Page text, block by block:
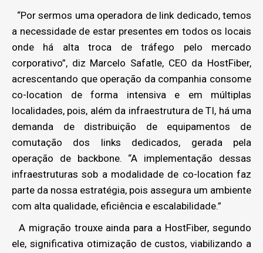
“Por sermos uma operadora de link dedicado, temos
a necessidade de estar presentes em todos os locais
onde há alta troca de tráfego pelo mercado
corporativo”, diz Marcelo Safatle, CEO da HostFiber,
acrescentando que operação da companhia consome
co-location de forma intensiva e em múltiplas
localidades, pois, além da infraestrutura de TI, há uma
demanda de distribuição de equipamentos de
comutação dos links dedicados, gerada pela
operação de backbone. “A implementação dessas
infraestruturas sob a modalidade de co-location faz
parte da nossa estratégia, pois assegura um ambiente
com alta qualidade, eficiência e escalabilidade.”
A migração trouxe ainda para a HostFiber, segundo
ele, significativa otimização de custos, viabilizando a